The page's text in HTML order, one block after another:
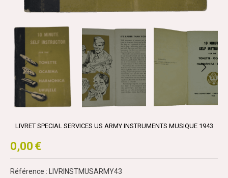
LIVRET SPECIAL SERVICES US ARMY INSTRUMENTS MUSIQUE 1943
0,00 €
Référence : LIVRINSTMUSARMY43